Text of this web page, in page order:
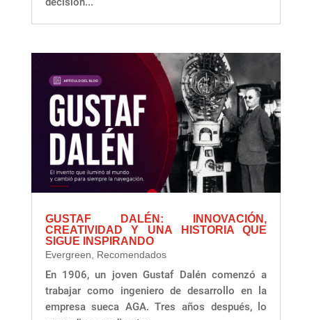
GUSTAF DALÉN: INNOVACIÓN,
CREATIVIDAD Y UNA HISTORIA QUE
SIGUE INSPIRANDO
Evergreen, Recomendados
En 1906, un joven Gustaf Dalén comenzó a
trabajar como ingeniero de desarrollo en la
empresa sueca AGA. Tres años después, lo